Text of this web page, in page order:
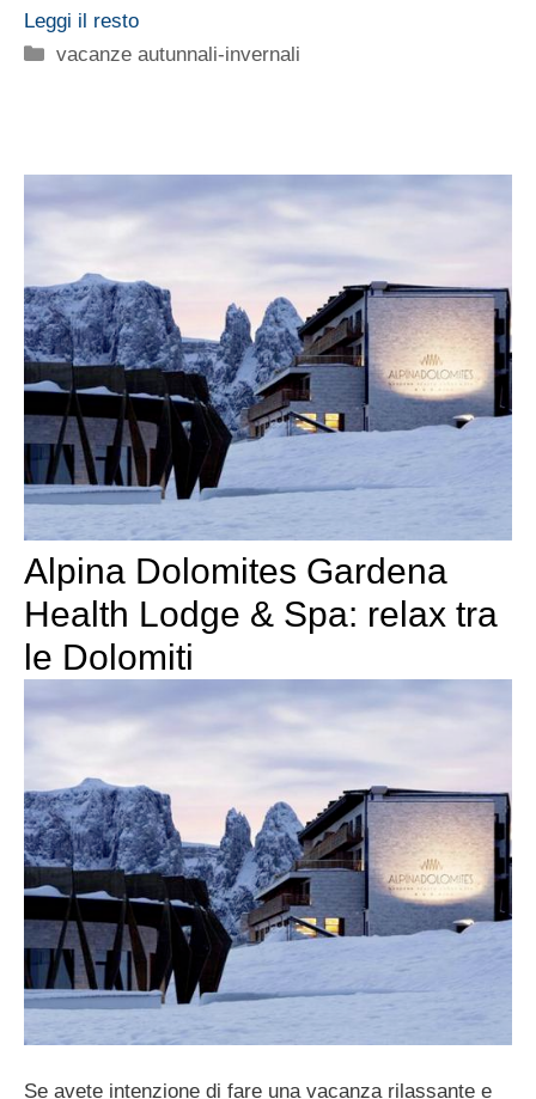
Leggi il resto
Categorie
vacanze autunnali-invernali
Alpina Dolomites Gardena
Health Lodge & Spa: relax tra
le Dolomiti
Se avete intenzione di fare una vacanza rilassante e